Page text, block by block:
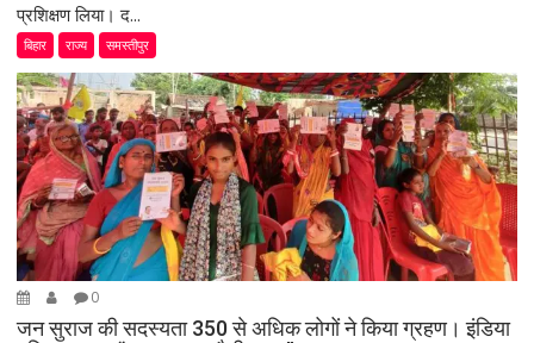
प्रशिक्षण लिया। द...
बिहार राज्य समस्तीपुर
0
जन सुराज की सदस्यता 350 से अधिक लोगों ने किया ग्रहण। इंडिया